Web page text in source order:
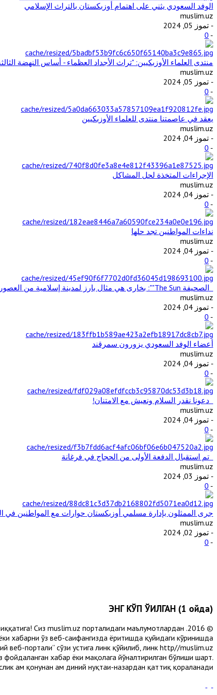
الوفد السعودي يثني على اهتمام أوزبكستان بالتراث الإسلامي
muslim.uz
- تموز 05, 2024
-
0
منتدى العلماء الأوزبكيين: "تراث الأجداد العظماء - أساس النهضة
muslim.uz
- تموز 05, 2024
-
0
يعقد في عاصمتنا منتدى للعلماء الأوزبكيين
muslim.uz
- تموز 04, 2024
-
0
الإجراءات المتخذة لحل المشاكل
muslim.uz
- تموز 04, 2024
-
0
نداءات المواطنين تجد حلها
muslim.uz
- تموز 04, 2024
-
0
الصحيفة The Sun"": بخارى هي مثال بارز لمدينة إسلامية من العصور الوسطى في آسيا الوسطى
muslim.uz
- تموز 04, 2024
-
0
أعضاء الوفد السعودي يزورون سمرقند
muslim.uz
- تموز 04, 2024
-
0
دعونا نقدر السلام ونعيش مع الامتنان!
muslim.uz
- تموز 04, 2024
-
0
تم استقبال الدفعة الأولى من الحجاج في فرغانة
muslim.uz
- تموز 03, 2024
-
0
جرى الممثلون بإدارة مسلمي أوزبكستان حوارات مع المواطنين في
muslim.uz
- تموز 02, 2024
-
0
ЭНГ КЎП ЎҚИЛГАН (1 ойда)
Сиз muslim.uz порталидаги маълумотлардан
хабарни ўз веб-саҳифангизда ёритишда қуйидаги кўринишда
веб-портали” сўзи устига линк қўйилиб, линк http//muslim.uz
фойдаланган хабар ёки мақолага йўналтирилган бўлиши шарт.
ҳам қонунан ҳам диний нуқтаи-назардан қаттиқ қораланади.